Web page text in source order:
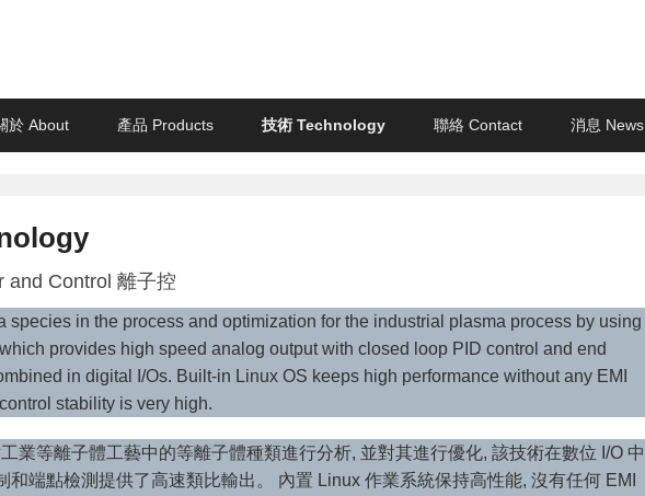
Inc.
於 About 產品 Products 技術 Technology 聯絡 Contact 消息 News
and Control 離子控
species in the process and optimization for the industrial plasma process by using
provides high speed analog output with closed loop PID control and end
in digital I/Os. Built-in Linux OS keeps high performance without any EMI
stability is very high.
業等離子體工藝中的等離子體種類進行分析, 並對其進行優化, 該技術在數位 I/O 中
和端點檢測提供了高速類比輸出。 內置 Linux 作業系統保持高性能, 沒有任何 EMI